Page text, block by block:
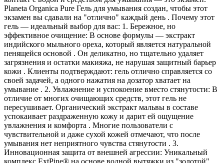
Planeta Organica Pure Гель для умывания создан, чтобы этот
экзамен вы сдавали на "отлично" каждый день . Почему этот
гель — идеальный выбор для вас: 1. Бережное, но
эффективное очищение: В основе формулы — экстракт
индийского мыльного ореха, который является натуральной
пенящейся основой . Он деликатно, но тщательно удаляет
загрязнения и остатки макияжа, не нарушая защитный барьер
кожи . Клиенты подтверждают: гель отлично справляется со
своей задачей, а одного нажатия на дозатор хватает на
умывание . 2. Увлажнение и успокоение вместо стянутости: В
отличие от многих очищающих средств, этот гель не
пересушивает. Органический экстракт мальвы в составе
успокаивает раздраженную кожу и дарит ей ощущение
увлажнения и комфорта . Многие пользователи с
чувствительной и даже сухой кожей отмечают, что после
умывания нет неприятного чувства стянутости . 3.
Инновационная защита от внешней агрессии: Уникальный
комплекс ExtPine® на основе водной вытяжки из "золотой"